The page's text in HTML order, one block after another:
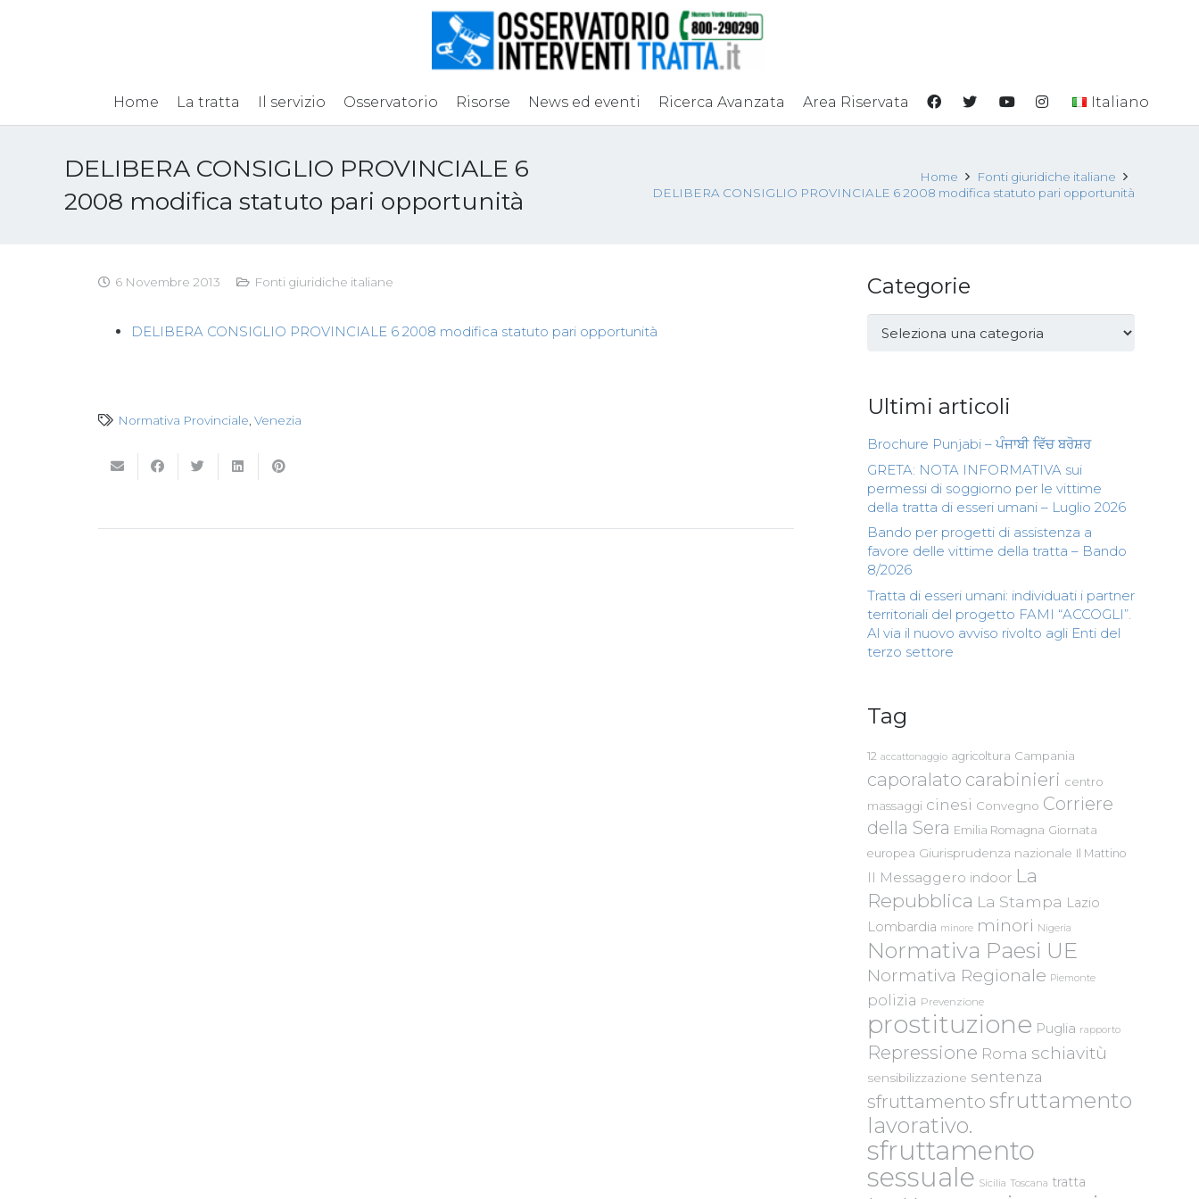
Home La tratta Il servizio Osservatorio Risorse News ed eventi Ricerca Avanzata Area Riservata Italiano
DELIBERA CONSIGLIO PROVINCIALE 6
2008 modifica statuto pari opportunità
Home
Fonti giuridiche italiane
DELIBERA CONSIGLIO PROVINCIALE 6 2008 modifica statuto pari opportunità
6 Novembre 2013 Fonti giuridiche italiane
DELIBERA CONSIGLIO PROVINCIALE 6 2008 modifica statuto pari opportunità
Normativa Provinciale Venezia
Categorie
Categorie
Ultimi articoli
Brochure Punjabi – ਪੰਜਾਬੀ ਵਿੱਚ ਬਰੋਸ਼ਰ
GRETA: NOTA INFORMATIVA sui
permessi di soggiorno per le vittime
della tratta di esseri umani – Luglio 2026
Bando per progetti di assistenza a
favore delle vittime della tratta – Bando
8/2026
Tratta di esseri umani: individuati i partner
territoriali del progetto FAMI “ACCOGLI”.
Al via il nuovo avviso rivolto agli Enti del
terzo settore
Tag
12 accattonaggio agricoltura Campania
caporalato carabinieri centro
massaggi cinesi Convegno Corriere
della Sera Emilia Romagna Giornata
europea Giurisprudenza nazionale Il Mattino
Il Messaggero indoor La
Repubblica La Stampa Lazio
Lombardia minore minori Nigeria
Normativa Paesi UE
Normativa Regionale Piemonte
polizia Prevenzione
prostituzione Puglia rapporto
Repressione Roma schiavitù
sensibilizzazione sentenza
sfruttamento sfruttamento
lavorativo.
sfruttamento
sessuale Sicilia Toscana tratta